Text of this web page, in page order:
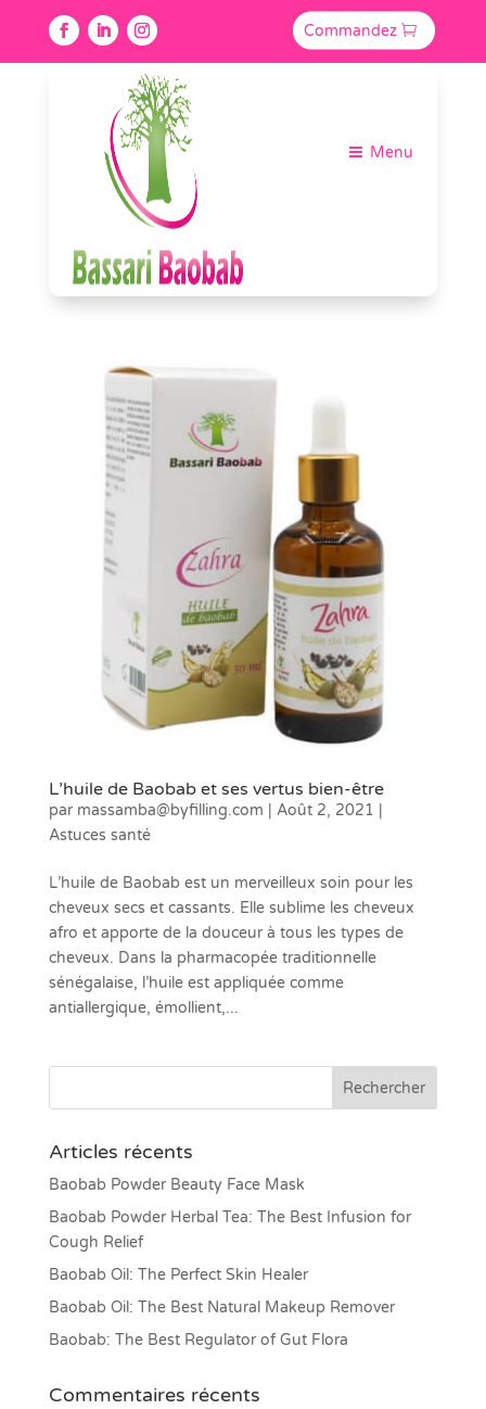
Commandez
Menu
L’huile de Baobab et ses vertus bien-être
par massamba@byfilling.com Août 2, 2021
Astuces santé
L’huile de Baobab est un merveilleux soin pour les
cheveux secs et cassants. Elle sublime les cheveux
afro et apporte de la douceur à tous les types de
cheveux. Dans la pharmacopée traditionnelle
sénégalaise, l’huile est appliquée comme
antiallergique, émollient,...
Articles récents
Baobab Powder Beauty Face Mask
Baobab Powder Herbal Tea: The Best Infusion for
Cough Relief
Baobab Oil: The Perfect Skin Healer
Baobab Oil: The Best Natural Makeup Remover
Baobab: The Best Regulator of Gut Flora
Commentaires récents